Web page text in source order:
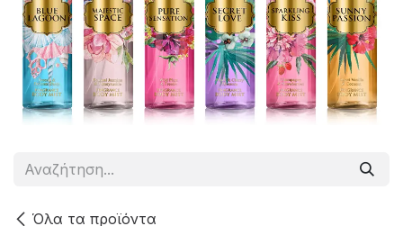
Όλα τα προϊόντα